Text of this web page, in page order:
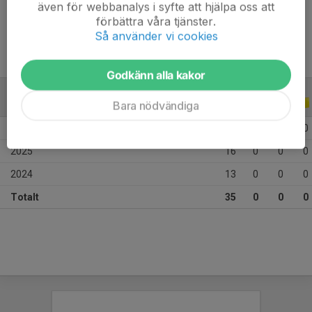
11 år
ALLA ÅR
0
2025 16 0 0 0
2024 13 0 0 0
Totalt 35 0 0 0
även för webbanalys i syfte att hjälpa oss att
förbättra våra tjänster.
Så använder vi cookies
Godkänn alla kakor
Bara nödvändiga